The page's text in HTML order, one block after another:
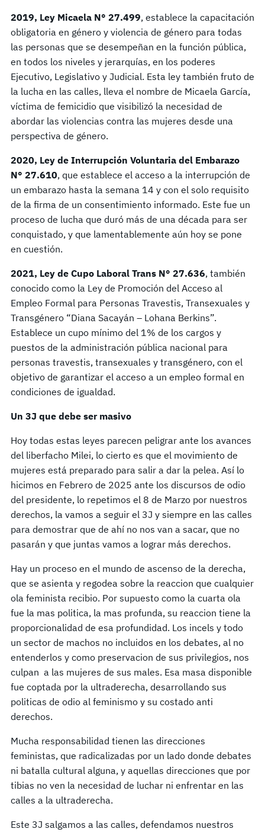
2019, Ley Micaela N° 27.499, establece la capacitación
obligatoria en género y violencia de género para todas
las personas que se desempeñan en la función pública,
en todos los niveles y jerarquías, en los poderes
Ejecutivo, Legislativo y Judicial. Esta ley también fruto de
la lucha en las calles, lleva el nombre de Micaela García,
víctima de femicidio que visibilizó la necesidad de
abordar las violencias contra las mujeres desde una
perspectiva de género.
2020, Ley de Interrupción Voluntaria del Embarazo
N° 27.610, que establece el acceso a la interrupción de
un embarazo hasta la semana 14 y con el solo requisito
de la firma de un consentimiento informado. Este fue un
proceso de lucha que duró más de una década para ser
conquistado, y que lamentablemente aún hoy se pone
en cuestión.
2021, Ley de Cupo Laboral Trans N° 27.636, también
conocido como la Ley de Promoción del Acceso al
Empleo Formal para Personas Travestis, Transexuales y
Transgénero “Diana Sacayán – Lohana Berkins”.
Establece un cupo mínimo del 1% de los cargos y
puestos de la administración pública nacional para
personas travestis, transexuales y transgénero, con el
objetivo de garantizar el acceso a un empleo formal en
condiciones de igualdad.
Un 3J que debe ser masivo
Hoy todas estas leyes parecen peligrar ante los avances
del liberfacho Milei, lo cierto es que el movimiento de
mujeres está preparado para salir a dar la pelea. Así lo
hicimos en Febrero de 2025 ante los discursos de odio
del presidente, lo repetimos el 8 de Marzo por nuestros
derechos, la vamos a seguir el 3J y siempre en las calles
para demostrar que de ahí no nos van a sacar, que no
pasarán y que juntas vamos a lograr más derechos.
Hay un proceso en el mundo de ascenso de la derecha,
que se asienta y regodea sobre la reaccion que cualquier
ola feminista recibio. Por supuesto como la cuarta ola
fue la mas politica, la mas profunda, su reaccion tiene la
proporcionalidad de esa profundidad. Los incels y todo
un sector de machos no incluidos en los debates, al no
entenderlos y como preservacion de sus privilegios, nos
culpan a las mujeres de sus males. Esa masa disponible
fue coptada por la ultraderecha, desarrollando sus
politicas de odio al feminismo y su costado anti
derechos.
Mucha responsabilidad tienen las direcciones
feministas, que radicalizadas por un lado donde debates
ni batalla cultural alguna, y aquellas direcciones que por
tibias no ven la necesidad de luchar ni enfrentar en las
calles a la ultraderecha.
Este 3J salgamos a las calles, defendamos nuestros